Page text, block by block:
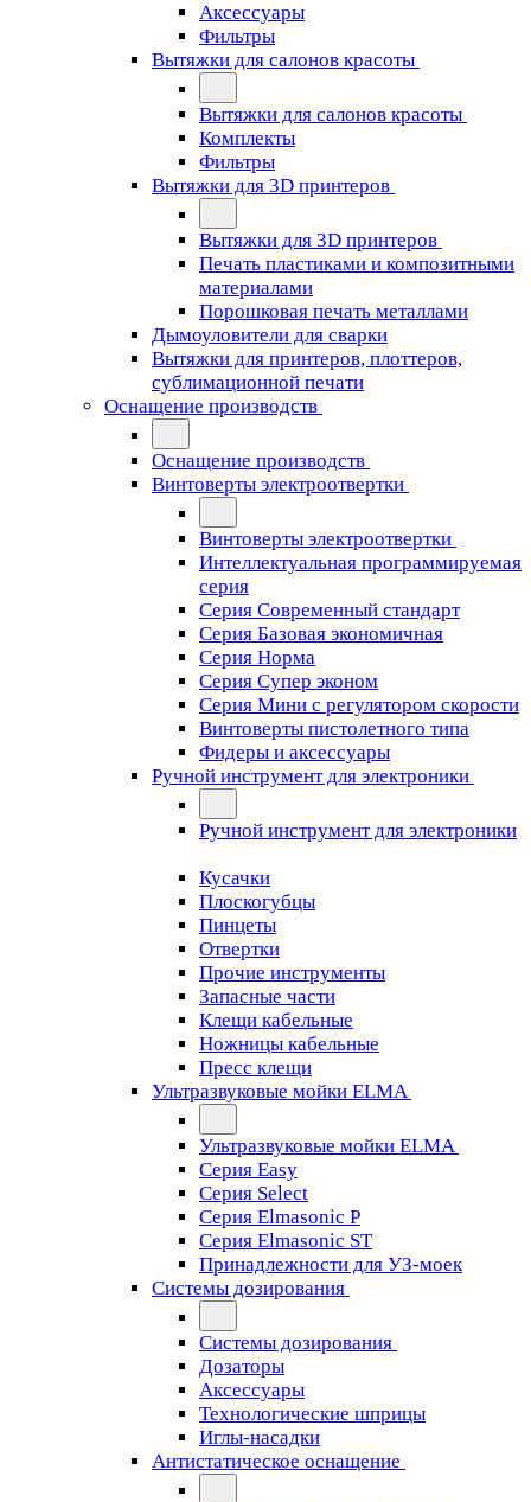
Аксессуары
Фильтры
Вытяжки для салонов красоты
Вытяжки для салонов красоты
Комплекты
Фильтры
Вытяжки для 3D принтеров
Вытяжки для 3D принтеров
Печать пластиками и композитными
материалами
Порошковая печать металлами
Дымоуловители для сварки
Вытяжки для принтеров, плоттеров,
сублимационной печати
Оснащение производств
Оснащение производств
Винтоверты электроотвертки
Винтоверты электроотвертки
Интеллектуальная программируемая
серия
Серия Современный стандарт
Серия Базовая экономичная
Серия Норма
Серия Cупер эконом
Серия Мини с регулятором скорости
Винтоверты пистолетного типа
Фидеры и аксессуары
Ручной инструмент для электроники
Ручной инструмент для электроники
Кусачки
Плоскогубцы
Пинцеты
Отвертки
Прочие инструменты
Запасные части
Клещи кабельные
Ножницы кабельные
Пресс клещи
Ультразвуковые мойки ELMA
Ультразвуковые мойки ELMA
Серия Easy
Серия Select
Серия Elmasonic P
Серия Elmasonic ST
Принадлежности для УЗ-моек
Системы дозирования
Системы дозирования
Дозаторы
Аксессуары
Технологические шприцы
Иглы-насадки
Антистатическое оснащение